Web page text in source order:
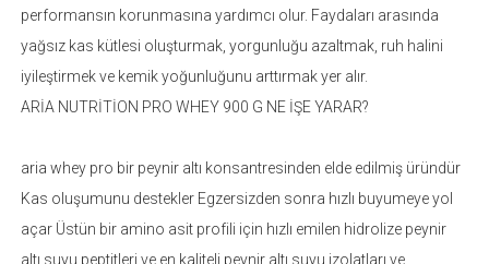
performansın korunmasına yardımcı olur. Faydaları arasında
yağsız kas kütlesi oluşturmak, yorgunluğu azaltmak, ruh halini
iyileştirmek ve kemik yoğunluğunu arttırmak yer alır.
ARİA NUTRİTİON PRO WHEY 900 G NE İŞE YARAR?
aria whey pro bir peynir altı konsantresinden elde edilmiş üründür
Kas oluşumunu destekler Egzersizden sonra hızlı buyumeye yol
açar Üstün bir amino asit profili için hızlı emilen hidrolize peynir
altı suyu peptitleri ve en kaliteli peynir altı suyu izolatları ve